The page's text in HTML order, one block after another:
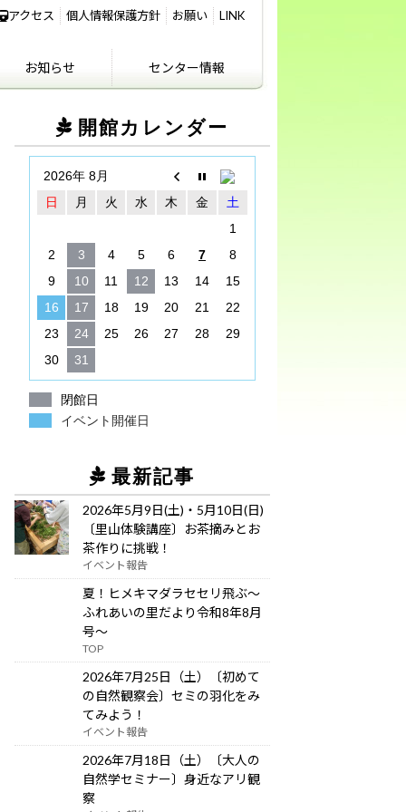
アクセス 個人情報保護方針 お願い LINK
お知らせ センター情報
いて
開館カレンダー
2026年 8月
日
月 火 水 木 金
土
1
2
3 4 5 6 7
8
9
10 11 12 13 14
15
16
17 18 19 20 21
22
23
24 25 26 27 28
29
30
31
閉館日
イベント開催日
最新記事
2026年5月9日(土)・5月10日(日)
〔里山体験講座〕お茶摘みとお
茶作りに挑戦！
イベント報告
夏！ヒメキマダラセセリ飛ぶ～
ふれあいの里だより令和8年8月
号～
TOP
2026年7月25日（土）〔初めて
の自然観察会〕セミの羽化をみ
てみよう！
イベント報告
2026年7月18日（土）〔大人の
自然学セミナー〕身近なアリ観
察